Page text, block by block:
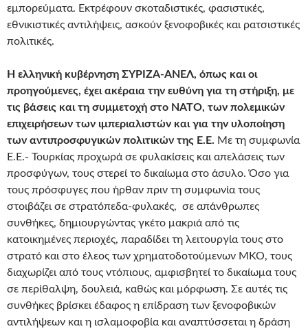
εμπορεύματα. Εκτρέφουν σκοταδιστικές, φασιστικές,
εθνικιστικές αντιλήψεις, ασκούν ξενοφοβικές και ρατσιστικές
πολιτικές.
Η ελληνική κυβέρνηση ΣΥΡΙΖΑ-ΑΝΕΛ, όπως και οι
προηγούμενες, έχει ακέραια την ευθύνη για τη στήριξη, με
τις βάσεις και τη συμμετοχή στο ΝΑΤΟ, των πολεμικών
επιχειρήσεων των ιμπεριαλιστών και για την υλοποίηση
των αντιπροσφυγικών πολιτικών της Ε.Ε. Με τη συμφωνία
Ε.Ε.- Τουρκίας προχωρά σε φυλακίσεις και απελάσεις των
προσφύγων, τους στερεί το δικαίωμα στο άσυλο. Όσο για
τους πρόσφυγες που ήρθαν πριν τη συμφωνία τους
στοιβάζει σε στρατόπεδα-φυλακές, σε απάνθρωπες
συνθήκες, δημιουργώντας γκέτο μακριά από τις
κατοικημένες περιοχές, παραδίδει τη λειτουργία τους στο
στρατό και στο έλεος των χρηματοδοτούμενων ΜΚΟ, τους
διαχωρίζει από τους ντόπιους, αμφισβητεί το δικαίωμα τους
σε περίθαλψη, δουλειά, καθώς και μόρφωση. Σε αυτές τις
συνθήκες βρίσκει έδαφος η επίδραση των ξενοφοβικών
αντιλήψεων και η ισλαμοφοβία και αναπτύσσεται η δράση